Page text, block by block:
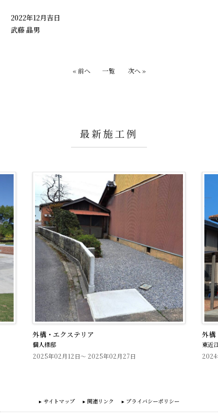
2022年12月吉日
武藤 晶男
« 前へ 一覧 次へ »
最新施工例
外構・エクステリア
東近江市O様
2024年05月07日～ 2024年06月03日
一般
個人
2024
サイトマップ 関連リンク プライバシーポリシー